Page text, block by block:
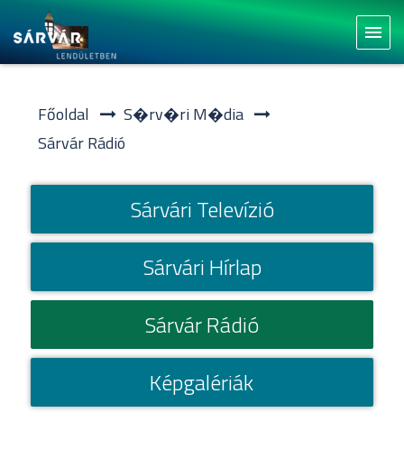
menu
Főoldal
S�rv�ri M�dia
Sárvár Rádió
Sárvári Televízió
Sárvári Hírlap
Sárvár Rádió
Képgalériák